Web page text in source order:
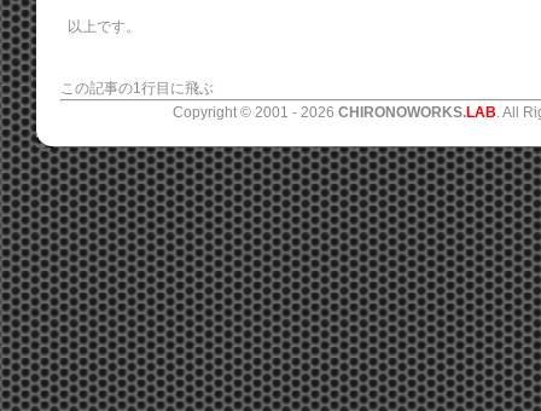
以上です。
この記事の1行目に飛ぶ
Copyright © 2001 - 2026 CHIRONOWORKS.LAB. All